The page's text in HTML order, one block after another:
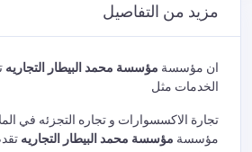
مزيد من التفاصيل
ان مؤسسة مؤسسة محمد البيطار التجاريه
الخدمات مثل
تجارة الاكسسوارات و تجاره التجزئه في
مؤسسة مؤسسة محمد البيطار التجاريه